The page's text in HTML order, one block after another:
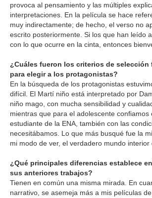
provoca al pensamiento y las múltiples
interpretaciones. En la película se hace
muy indirectamente; de hecho, el verso no
escrito posteriormente. Si los que han leído
con lo que ocurre en la cinta, entonces
¿Cuáles fueron los criterios de selección
para elegir a los protagonistas?
En la búsqueda de los protagonistas
difícil. El Martí niño está interpretado por
niño mago, con mucha sensibilidad y
mientras que para el adolescente confiamos
estudiante de la ENA, también con las
necesitábamos. Lo que más busqué fue la
mi modo de ver, el verdadero mundo interior
¿Qué principales diferencias establece
sus anteriores trabajos?
Tienen en común una misma mirada. En
narrativo, se asemeja más a mis películas